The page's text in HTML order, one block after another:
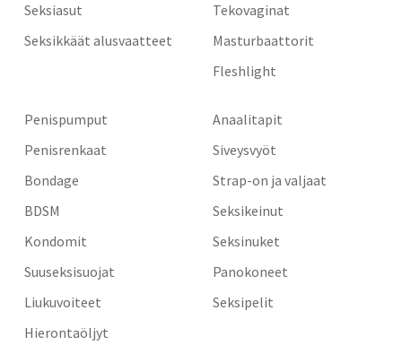
Seksiasut
Seksikkäät alusvaatteet
Tekovaginat
Masturbaattorit
Fleshlight
Penispumput
Penisrenkaat
Bondage
BDSM
Kondomit
Suuseksisuojat
Liukuvoiteet
Hierontaöljyt
Anaalitapit
Siveysvyöt
Strap-on ja valjaat
Seksikeinut
Seksinuket
Panokoneet
Seksipelit